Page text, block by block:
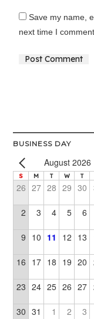
Save my name,
next time I
BUSINESS DAY
August 2026
S M T W T
26 27 28 29 30
2 3 4 5 6
9 10 11 12 13
16 17 18 19 20
23 24 25 26 27
30 31 1 2 3